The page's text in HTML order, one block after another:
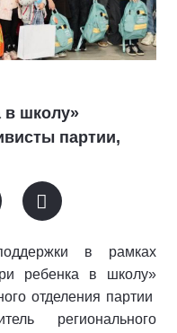
в школу»
партии,
в рамках
ребенка в школу»
отделения партии
регионального